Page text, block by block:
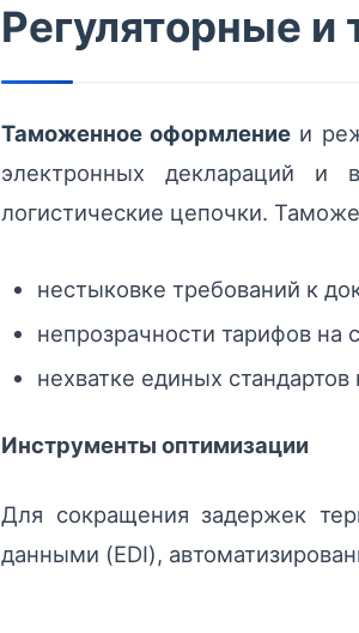
Регуляторные
Таможенное оформление и
электронных деклараций и
логистические цепочки.
нестыковке требований к
непрозрачности тарифов на
нехватке единых
Инструменты оптимизации
Для сокращения задержек
данными (EDI),